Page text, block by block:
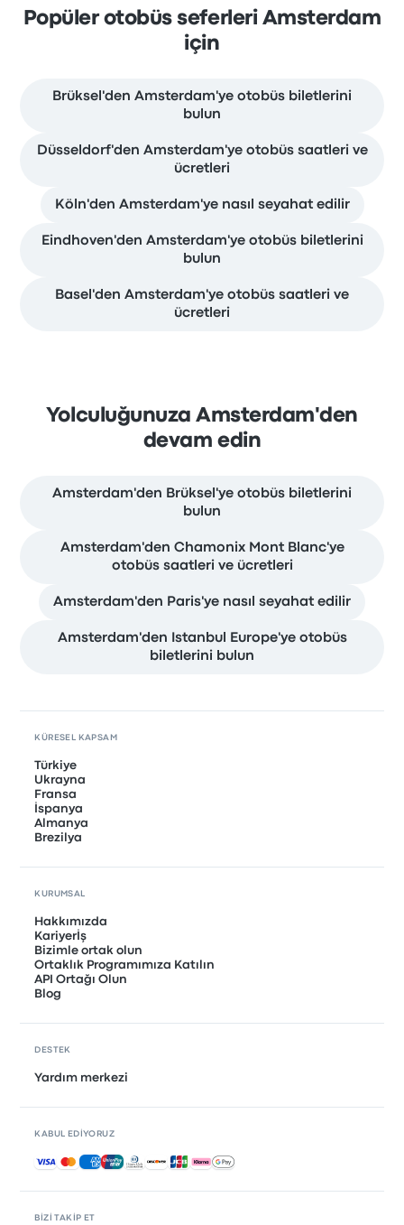
Popüler otobüs seferleri Amsterdam
için
Brüksel'den Amsterdam'ye otobüs biletlerini
bulun
Düsseldorf'den Amsterdam'ye otobüs saatleri ve
ücretleri
Köln'den Amsterdam'ye nasıl seyahat edilir
Eindhoven'den Amsterdam'ye otobüs biletlerini
bulun
Basel'den Amsterdam'ye otobüs saatleri ve
ücretleri
Yolculuğunuza Amsterdam'den
devam edin
Amsterdam'den Brüksel'ye otobüs biletlerini
bulun
Amsterdam'den Chamonix Mont Blanc'ye
otobüs saatleri ve ücretleri
Amsterdam'den Paris'ye nasıl seyahat edilir
Amsterdam'den Istanbul Europe'ye otobüs
biletlerini bulun
BIZI TAKIP ET
KÜRESEL KAPSAM
Türkiye
Ukrayna
Fransa
İspanya
Almanya
Brezilya
KURUMSAL
Hakkımızda
Kariyerİş
Bizimle ortak olun
Ortaklık Programımıza Katılın
API Ortağı Olun
Blog
DESTEK
Yardım merkezi
KABUL EDIYORUZ
Kabul edilen ödemeler